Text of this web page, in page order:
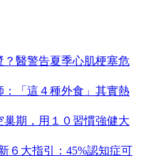
醫警告夏季心肌梗塞危
：「這４種外食」其實熱
期，用１０習慣強健大
６大指引：45%認知症可